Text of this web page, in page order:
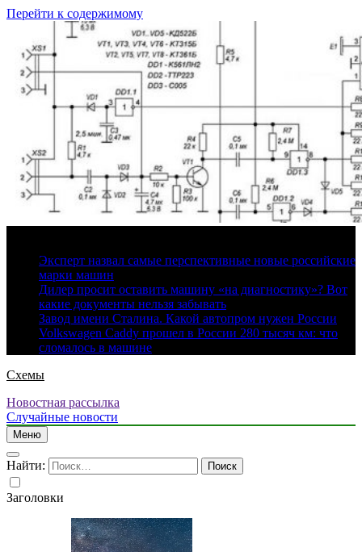
Перейти к содержимому
Эксперт назвал самые перспективные новые российские
марки машин
Дилер просит оставить машину «на диагностику»? Вот
какие документы нельзя забывать
Завод имени Сталина. Какой автопром нужен России
Volkswagen Caddy прошел в России 280 тысяч км: что
сломалось в машине
Схемы
Новостная рассылка
Случайные новости
Меню
Найти:
Заголовки